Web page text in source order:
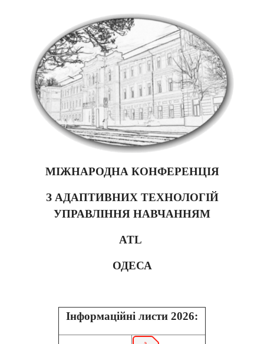
МІЖНАРОДНА КОНФЕРЕНЦІЯ
З АДАПТИВНИХ ТЕХНОЛОГІЙ
УПРАВЛІННЯ НАВЧАННЯМ
ATL
ОДЕСА
Інформаційні листи 2026: